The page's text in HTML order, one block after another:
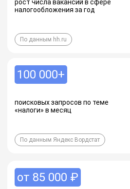
рост числа вакансий в сфере
налогообложения за год
По данным hh.ru
100 000+
поисковых запросов по теме
«налоги» в месяц
По данным Яндекс Вордстат
от 85 000 ₽